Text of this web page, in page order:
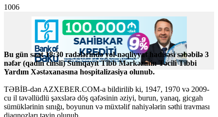
1006
Bu gün saat 18:30 radələrində yol-nəqliyyat hadisəsi səbəbilə 3
nəfər (qadın cinsli) Sumqayıt Tibb Mərkəzinin Təcili Tibbi
Yardım Xəstəxanasına hospitalizasiya olunub.
TƏBİB-dən AZXEBER.COM-a bildirilib ki, 1947, 1970 və 2009-
cu il təvəllüdlü şəxslərə döş qəfəsinin əziyi, burun, yanaq, gicgah
sümüklərinin sınığı, boyunun və müxtəlif nahiyələrin səthi travması
diaqnozları təyin olunub.